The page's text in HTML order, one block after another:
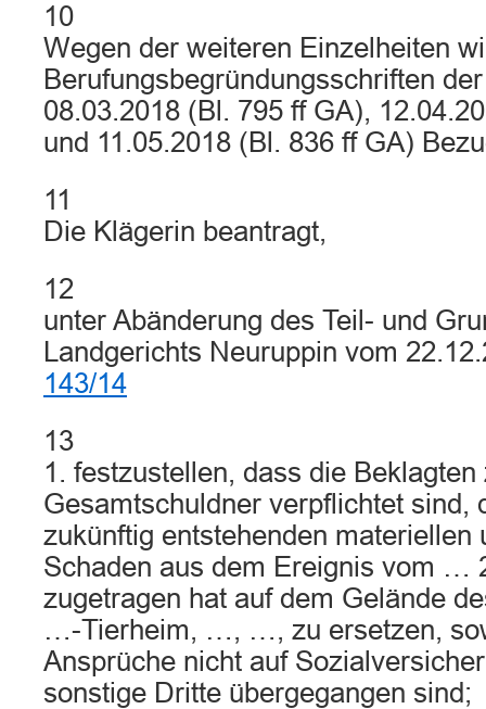
10
Wegen der weiteren Einzelheiten
Berufungsbegründungsschriften
08.03.2018 (Bl. 795 ff GA),
und 11.05.2018 (Bl. 836 ff GA)
11
Die Klägerin beantragt,
12
unter Abänderung des Teil- und
Landgerichts Neuruppin vom
143/14
13
1. festzustellen, dass die Beklagten
Gesamtschuldner verpflichtet sind,
zukünftig entstehenden materiellen
Schaden aus dem Ereignis vom …
zugetragen hat auf dem Gelände
…-Tierheim, …, …, zu ersetzen,
Ansprüche nicht auf
sonstige Dritte übergegangen sind;